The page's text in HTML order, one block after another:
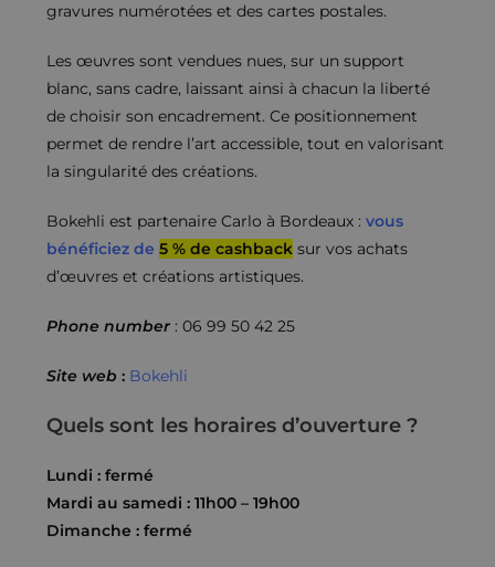
gravures numérotées et des cartes postales.
Les œuvres sont vendues nues, sur un support
blanc, sans cadre, laissant ainsi à chacun la liberté
de choisir son encadrement. Ce positionnement
permet de rendre l’art accessible, tout en valorisant
la singularité des créations.
Bokehli est partenaire Carlo à Bordeaux :vous
bénéficiez de5 % de cashback sur vos achats
d’œuvres et créations artistiques.
Phone number : 06 99 50 42 25
Site web : Bokehli
Quels sont les horaires d’ouverture ?
Lundi : fermé
Mardi au samedi : 11h00 – 19h00
Dimanche : fermé